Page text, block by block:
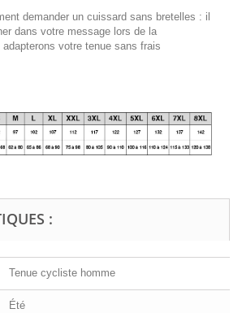
demander un cuissard sans bretelles : il
dans votre message lors de la
votre tenue sans frais
:
Tenue cycliste homme
Été